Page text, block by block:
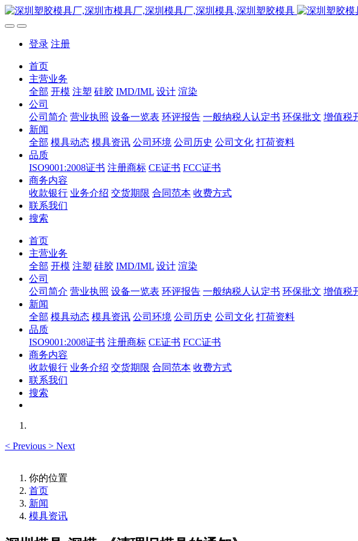
登录 注册
首页
主营业务
全部 开模 注塑 硅胶 IMD/IML 设计 渲染
公司
公司简介 营业执照 设备一览表 环评报告 一般纳税人认定书 环保批文 增值税
新闻
全部 模具动态 模具资讯 公司环境 公司历史 公司文化 打荷资料
品质
ISO9001:2008证书 注册商标 CE证书 FCC证书
商务内容
收款银行 业务介绍 交货期限 合同范本 收费方式
联系我们
搜索
首页
主营业务
全部 开模 注塑 硅胶 IMD/IML 设计 渲染
公司
公司简介 营业执照 设备一览表 环评报告 一般纳税人认定书 环保批文 增值税
新闻
全部 模具动态 模具资讯 公司环境 公司历史 公司文化 打荷资料
品质
ISO9001:2008证书 注册商标 CE证书 FCC证书
商务内容
收款银行 业务介绍 交货期限 合同范本 收费方式
联系我们
搜索
< Previous > Next
你的位置
首页
新闻
模具资讯